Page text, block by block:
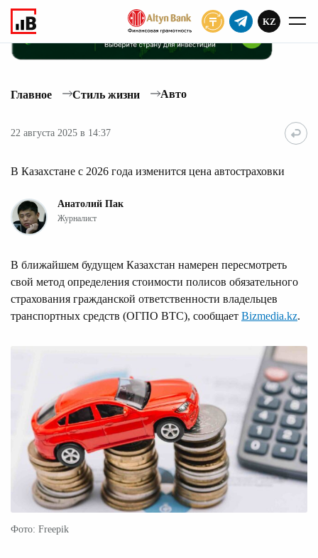
KZ
Главное Стиль жизни Авто
22 августа 2025 в 14:37
В Казахстане с 2026 года изменится цена автостраховки
Анатолий Пак
Журналист
В ближайшем будущем Казахстан намерен пересмотреть
свой метод определения стоимости полисов обязательного
страхования гражданской ответственности владельцев
транспортных средств (ОГПО ВТС), сообщает Bizmedia.kz.
Фото: Freepik